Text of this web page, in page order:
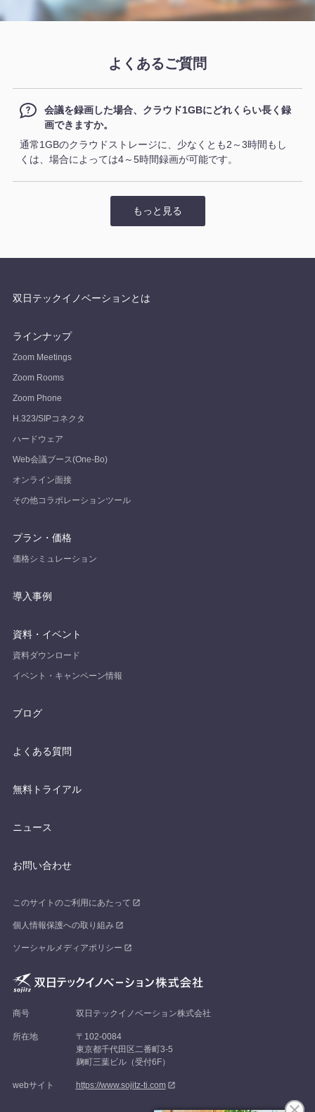
よくあるご質問
会議を録画した場合、クラウド1GBにどれくらい長く録
画できますか。
通常1GBのクラウドストレージに、少なくとも2～3時間もし
くは、場合によっては4～5時間録画が可能です。
もっと見る
双日テックイノベーションとは
ラインナップ
Zoom Meetings
Zoom Rooms
Zoom Phone
H.323/SIPコネクタ
ハードウェア
Web会議ブース(One-Bo)
オンライン面接
その他コラボレーションツール
プラン・価格
価格シミュレーション
導入事例
資料・イベント
資料ダウンロード
イベント・キャンペーン情報
ブログ
よくある質問
無料トライアル
ニュース
お問い合わせ
このサイトのご利用にあたって
個人情報保護への取り組み
ソーシャルメディアポリシー
商号 双日テックイノベーション株式会社
所在地
〒102-0084
東京都千代田区二番町3-5
麹町三葉ビル（受付6F）
webサイト https://www.sojitz-ti.com